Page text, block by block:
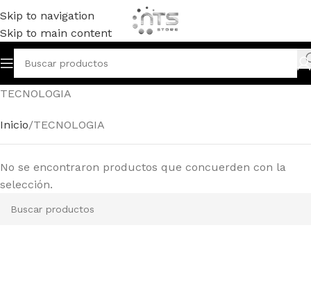
Skip to navigation
Skip to main content
TECNOLOGIA
Inicio TECNOLOGIA
No se encontraron productos que concuerden con la
selección.